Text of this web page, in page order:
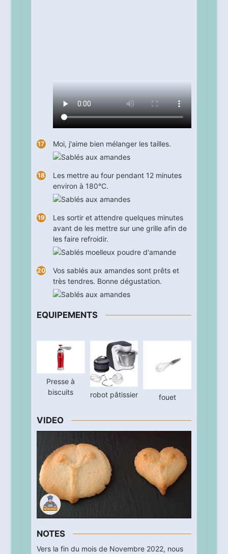
Moi, j'aime bien mélanger les tailles.
Les mettre au four pendant 12minutes
environ à 180°C.
Les sortir et attendre quelques minutes
avant de les mettre sur une grille afin de
les faire refroidir.
Vos sablés aux amandes sont prêts et
très tendres. Bonne dégustation.
EQUIPEMENTS
Presse à
biscuits
robot pâtissier fouet
VIDEO
NOTES
Vers la fin du mois de Novembre 2022, nous